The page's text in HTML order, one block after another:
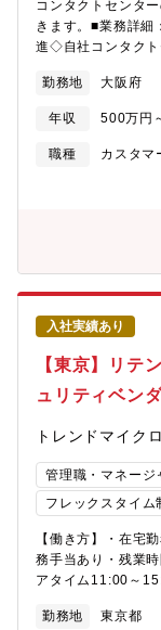
コンタクトセンタ
きます。■業務詳
進◇自社コンタクト
験されている方歓
センター関連シス
社について◎「大
エネルギーサービ
西を支える誇りと
す。◎自分らしい
時間、リモートワ
価値観に合わせた
勤務地 大阪府
年収 500万円
職種
カスタマ
入社実績あり
【東京】リテ
ュリティベン
トレンドマイク
管理職・マネージ
フレックスタイム
【働き方】・在宅
務手当あり・残業
アタイム11:00～
促進するため、カ
勤務地 東京都